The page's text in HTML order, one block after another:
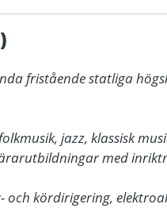
fristående statliga
jazz, klassisk
med
kördirigering,